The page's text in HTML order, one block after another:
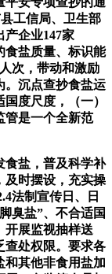
工信局、卫生部
产企业147家
食盐质量、标识能
次，带动和激励
。沉点查抄食盐运
度尺度，（一）
管是一个全新范
盐，普及科学补
及时摆设，充实操
法制宣传日、日
臭盐”、不合适国
开展监视抽样送
查处权限。要求各
和其他非食用盐加